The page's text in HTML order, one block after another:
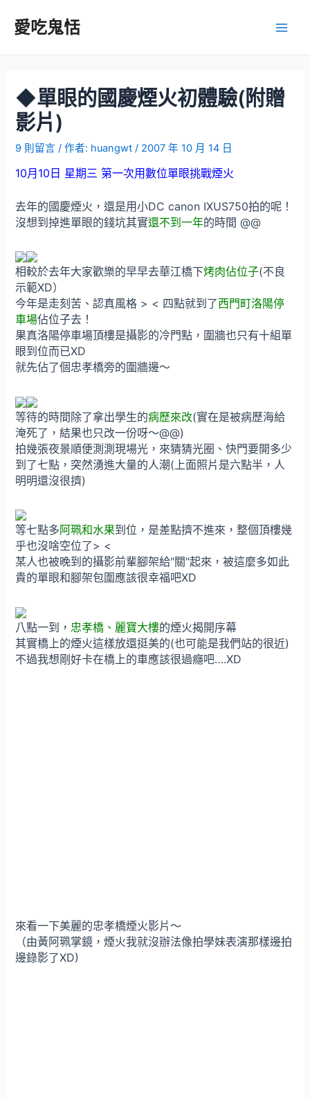
愛吃鬼恬
◆單眼的國慶煙火初體驗(附贈
影片)
9 則留言 / 作者: huangwt/ 2007 年 10 月 14 日
10月10日 星期三 第一次用數位單眼挑戰煙火
去年的國慶煙火，還是用小DC canon IXUS750拍的呢！
沒想到掉進單眼的錢坑其實還不到一年的時間 @@
相較於去年大家歡樂的早早去華江橋下烤肉佔位子(不良
示範XD）
今年是走刻苦、認真風格 > < 四點就到了西門町洛陽停
車場佔位子去！
果真洛陽停車場頂樓是攝影的冷門點，圍牆也只有十組單
眼到位而已XD
就先佔了個忠孝橋旁的圍牆邊～
等待的時間除了拿出學生的病歷來改(實在是被病歷海給
淹死了，結果也只改一份呀～@@)
拍幾張夜景順便測測現場光，來猜猜光圈、快門要開多少
到了七點，突然湧進大量的人潮(上面照片是六點半，人
明明還沒很擠)
等七點多阿珮和水果到位，是差點擠不進來，整個頂樓幾
乎也沒啥空位了> <
某人也被晚到的攝影前輩腳架給"關"起來，被這麼多如此
貴的單眼和腳架包圍應該很幸福吧XD
八點一到，忠孝橋、麗寶大樓的煙火揭開序幕
其實橋上的煙火這樣放還挺美的(也可能是我們站的很近)
不過我想剛好卡在橋上的車應該很過癮吧….XD
來看一下美麗的忠孝橋煙火影片～
（由黃阿珮掌鏡，煙火我就沒辦法像拍學妹表演那樣邊拍
邊錄影了XD)